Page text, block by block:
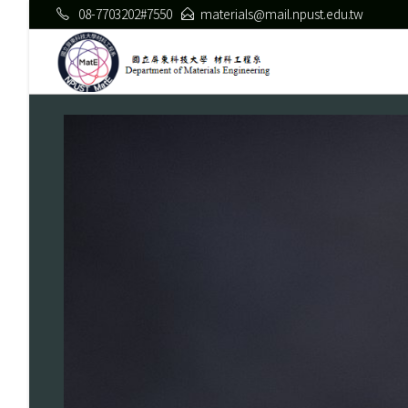
08-7703202#7550 materials@mail.npust.edu.tw